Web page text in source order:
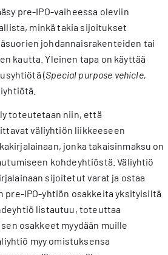
pre-IPO-vaiheessa oleviin
minkä takia sijoitukset
johdannaisrakenteiden tai
kautta. Yleinen tapa on käyttää
(Special purpose vehicle,
toteutetaan niin, että
väliyhtiön liikkeeseen
jonka takaisinmaksu on
kohdeyhtiöstä. Väliyhtiö
sijoitetut varat ja ostaa
pre-IPO-yhtiön osakkeita yksityisiltä
listautuu, toteuttaa
osakkeet myydään muille
myy omistuksensa